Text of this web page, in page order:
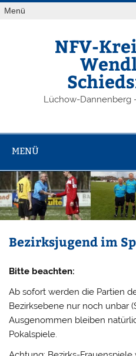
Zum
Inhalt
Menü
NFV-
Lüchow-Dannenberg
MENÜ
Bezirksjugend im
Bitte beachten:
Ab sofort werden die Partien
Bezirksebene nur noch unbar
Ausgenommen bleiben
Pokalspiele.